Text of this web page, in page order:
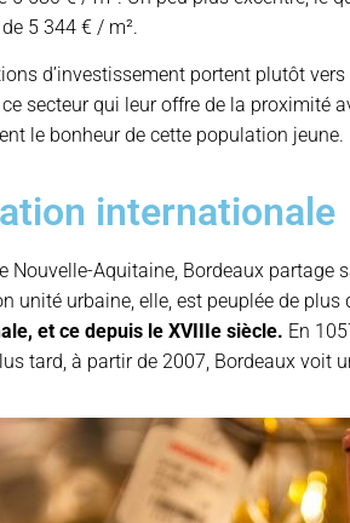
5 344 € / m².
d’investissement portent plutôt
secteur qui leur offre de la proximité
le bonheur de cette population
internationale
Nouvelle-Aquitaine, Bordeaux partage
unité urbaine, elle, est peuplée de plus
et ce depuis le XVIIIe siècle. En
tard, à partir de 2007, Bordeaux voit